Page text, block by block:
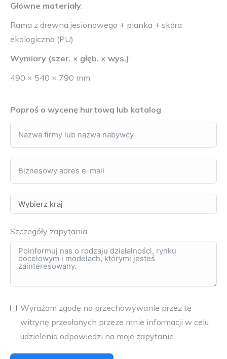
Główne materiały:
Rama z drewna jesionowego + pianka + skóra
ekologiczna (PU)
Wymiary (szer. × głęb. × wys.):
490 × 540 × 790 mm
Poproś o wycenę hurtową lub katalog
Szczegóły zapytania
Wyrażam zgodę na przechowywanie przez tę
witrynę przesłanych przeze mnie informacji w celu
udzielenia odpowiedzi na moje zapytanie.